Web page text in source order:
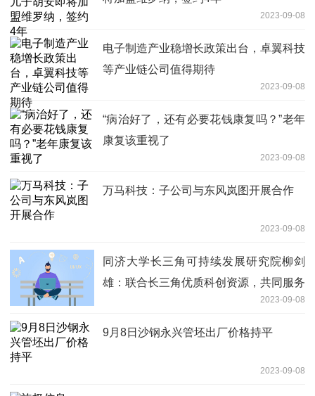
2023-09-08
电子制造产业稳增长政策出台，卓翼科技
等产业链公司值得期待
2023-09-08
“病治好了，还有必要花钱康复吗？”老年
康复该重视了
2023-09-08
万马科技：子公司与东风岚图开展合作
2023-09-08
同济大学长三角可持续发展研究院柳剑
雄：联合长三角优质科创资源，共同服务
2023-09-08
9月8日沙钢永兴管坯出厂价格持平
2023-09-08